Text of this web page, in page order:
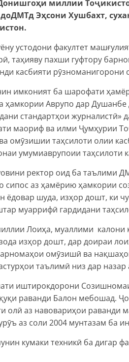
миллии
Эҳсони Хушбахт,
устодони факултет
таҳияву пахши гуфтору
касбияти рӯзноманигорони
имконият ба шарофати
ҳамкории Аврупо дар
стандартҳои журналистӣ»
маориф ва илми Ҷумҳурии
омӯзишии таҳсилоти олии
умумиаврупоии таҳсилоти
ректор оид ба таълими
сипос аз ҳамёрию ҳамкории
ёдовар шуда, изҳор дошт, ки
муаррифӣ гардидани
Лоиҳа, муаллими калони
изҳор дошт, дар доираи
омӯзишӣ ва
таълимӣ низ дар назар
иштирокдорони
раванди Балон мебошад.
олӣ аз навовариҳои раванди
аз соли 2004 мунтазам ба
кумаки техникӣ ба дигар